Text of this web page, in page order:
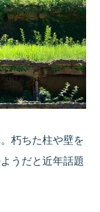
朽ちた柱や壁を
うだと近年話題